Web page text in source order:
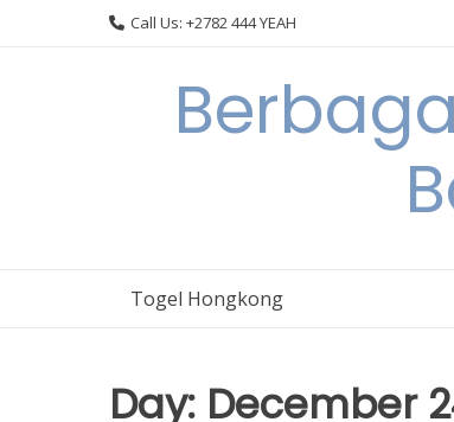
Call Us: +2782 444 YEAH
Togel Hongkong
Day: December